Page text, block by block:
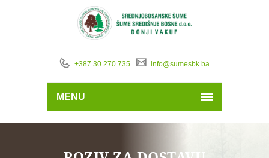
+387 30 270 735 info@sumesbk.ba
MENU